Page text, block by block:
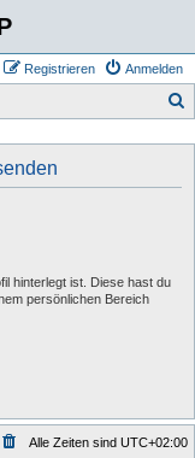
Anmelden
Registrieren
hinterlegt ist. Diese hast du
persönlichen Bereich
Alle Zeiten sind UTC+02:00